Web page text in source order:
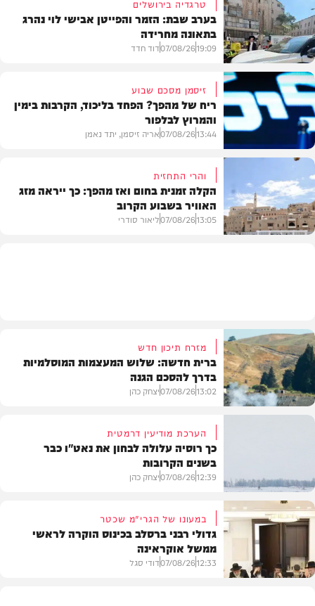
בארץ
טרגדיה בירושלים
בערב שבת: הזמר והפייטן אבישי לוי נהרג
בתאונה מחרידה
19:09
07/08/26דוד חדד
פוליטי
זיסמן מסכם שבוע
ריח של מהפך? הפחד בליכוד, הקרבות בימין
והמרוץ לבלפור
13:44
07/08/26אריה זיסמן, יתד נאמן
והרי התחזית
הקלה זמנית בחום ואז מהפך: כך ייראה מזג
האוויר בשבוע הקרוב
13:05
07/08/26ליאור סודרי
מזרח תיכון חדש
ברית חדשה: שלוש המעצמות המוסלמיות
בדרך להסכם הגנה
13:02
07/08/26יצחק כהן
הערכת מודיעין דרמטית
כך רוסיה עלולה לבחון את נאט"ו כבר
בשנים הקרובות
12:39
07/08/26יצחק כהן
במעונו של הגרי"מ שכטר
גדולי רבני ברסלב בכינוס הוקרה לראשי
ממשל אוקראינה
12:33
07/08/26דודי סגל